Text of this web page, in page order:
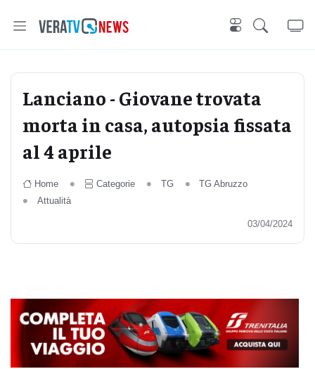
Lanciano - Giovane trovata
morta in casa, autopsia fissata
al 4 aprile
Home Categorie TG
TG Abruzzo
Attualità
03/04/2024